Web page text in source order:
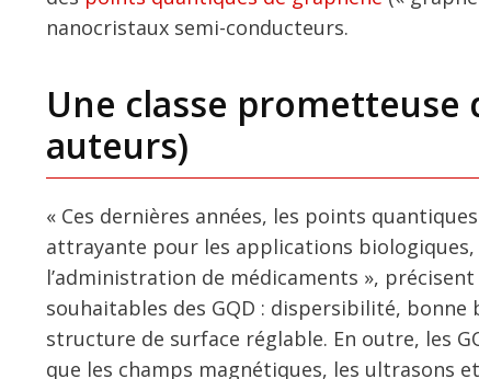
nanocristaux semi-conducteurs.
Une classe prometteuse
auteurs)
« Ces dernières années, les points
attrayante pour les applications
l’administration de médicaments »,
souhaitables des GQD : dispersibilité,
structure de surface réglable. En outre, les
que les champs magnétiques, les ultrasons